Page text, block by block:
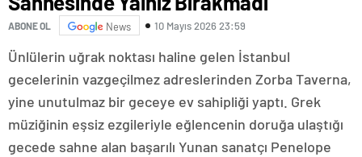
ABONE OL News 10 Mayıs 2026 23:59
Ünlülerin uğrak noktası haline gelen İstanbul
gecelerinin vazgeçilmez adreslerinden Zorba Taverna,
yine unutulmaz bir geceye ev sahipliği yaptı. Grek
müziğinin eşsiz ezgileriyle eğlencenin doruğa ulaştığı
gecede sahne alan başarılı Yunan sanatçı Penelope